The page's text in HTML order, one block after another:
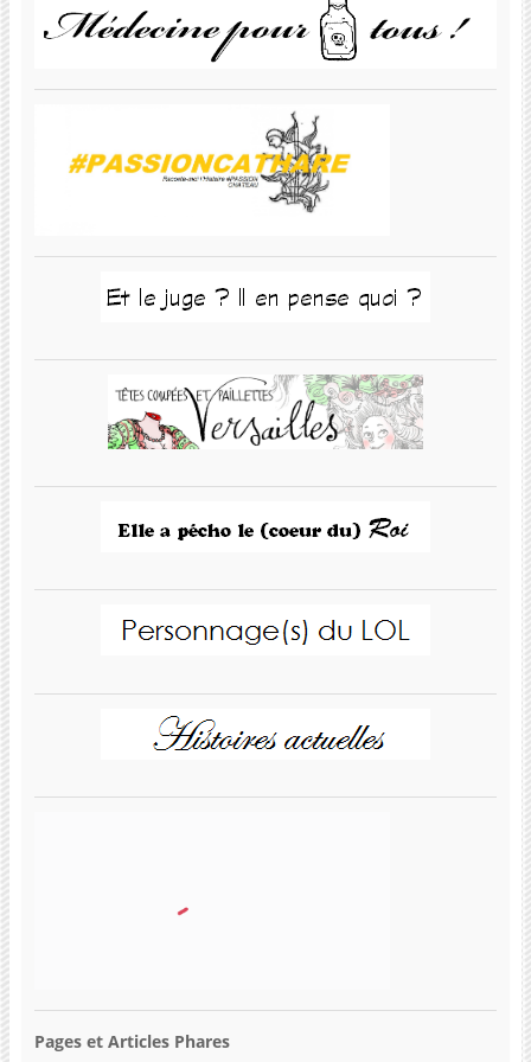
Pages et Articles Phares